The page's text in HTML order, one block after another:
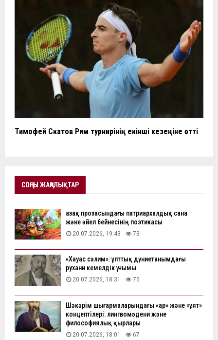
Тимофей Скатов Рим турнирінің екінші кезеңіне өтті
СОҢҒЫ ЖАҢАЛЫҚТАР
Қазақ прозасындағы патриархалдық сана
және әйел бейнесінің поэтикасы
20.07.2026, 19:43 73
«Хауас сәлим»: ұлттық дүниетанымдағы
рухани кемелдік ұғымы
20.07.2026, 18:31 75
Шәкәрім шығармаларындағы «ар» және «ұят»
концептілері: лингвомәдени және
философиялық қырлары
20.07.2026, 18:01 67